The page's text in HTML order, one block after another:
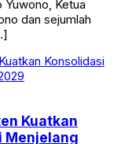
Yuwono, Ketua
dan sejumlah
Kuatkan
Menjelang